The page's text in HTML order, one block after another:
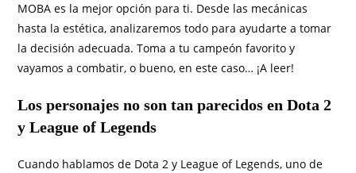
MOBA es la mejor opción para ti. Desde las mecánicas
hasta la estética, analizaremos todo para ayudarte a tomar
la decisión adecuada. Toma a tu campeón favorito y
vayamos a combatir, o bueno, en este caso… ¡A leer!
Los personajes no son tan parecidos en Dota 2
y League of Legends
Cuando hablamos de Dota 2 y League of Legends, uno de